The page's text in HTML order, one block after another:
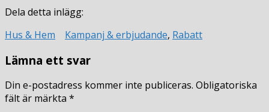
Dela detta inlägg:
Hus & Hem
Kampanj & erbjudande, Rabatt
Lämna ett svar
Din e-postadress kommer inte publiceras. Obligatoriska
fält är märkta *